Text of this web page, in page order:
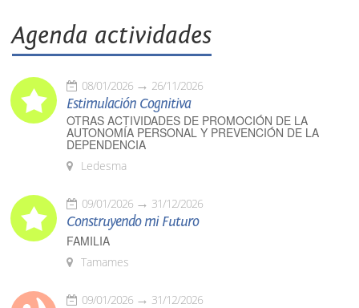
Agenda actividades
08/01/2026 26/11/2026
Estimulación Cognitiva
OTRAS ACTIVIDADES DE PROMOCIÓN DE LA
AUTONOMÍA PERSONAL Y PREVENCIÓN DE LA
DEPENDENCIA
Ledesma
09/01/2026 31/12/2026
Construyendo mi Futuro
FAMILIA
Tamames
09/01/2026 31/12/2026